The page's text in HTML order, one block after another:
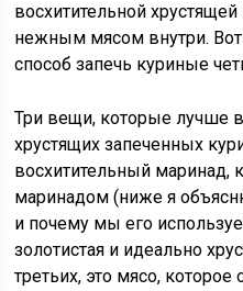
восхитительной
нежным мясом внутри.
способ запечь куриные
Три вещи, которые лучше
хрустящих запеченных
восхитительный маринад,
маринадом (ниже я
и почему мы его
золотистая и идеально
третьих, это мясо,